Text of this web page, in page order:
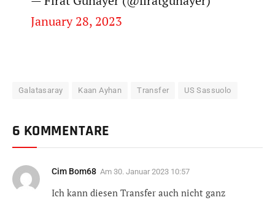
January 28, 2023
Galatasaray Kaan Ayhan Transfer US Sassuolo
6 KOMMENTARE
Cim Bom68 Am 30. Januar 2023 10:57
Ich kann diesen Transfer auch nicht ganz